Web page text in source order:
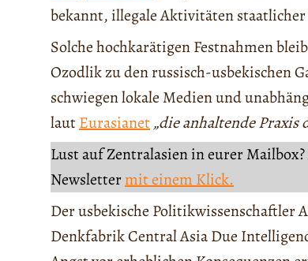
bekannt, illegale Aktivitäten
Solche hochkarätigen Festnahmen
Ozodlik zu den russisch-usbekischen
schwiegen lokale Medien und
lautEurasianet„die anhaltende Praxis
Lust auf Zentralasien in eurer
Newslettermit einem Klick.
Der usbekische
Denkfabrik Central Asia Due